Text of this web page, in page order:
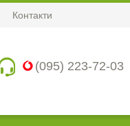
Контакти
(095) 223-72-03